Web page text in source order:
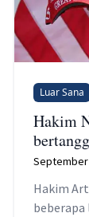
Luar Sana
Hakim
September
Hakim